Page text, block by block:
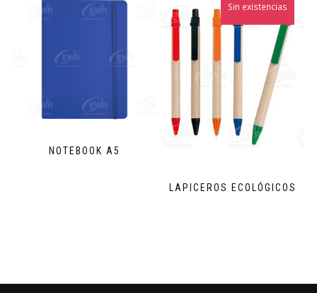
NOTEBOOK A5
LAPICEROS ECOLÓGICOS
Sin existencias